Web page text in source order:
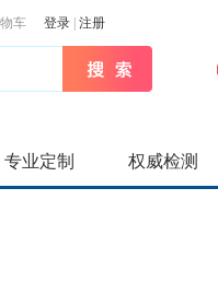
车 登录 注册
专业定制 权威检测